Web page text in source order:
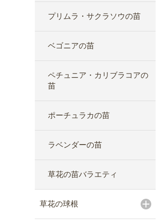
プリムラ・サクラソウの苗
ベゴニアの苗
ペチュニア・カリブラコアの
苗
ポーチュラカの苗
ラベンダーの苗
草花の苗バラエティ
草花の球根